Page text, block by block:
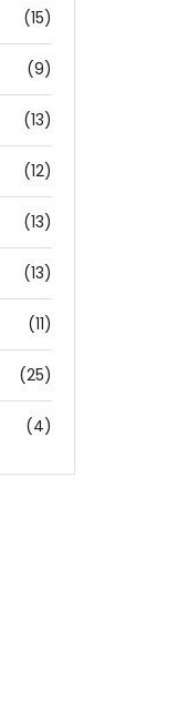
(15)
(9)
(13)
(12)
(13)
(13)
(11)
(25)
(4)